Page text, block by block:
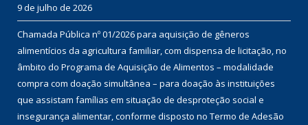
9 de julho de 2026
Chamada Pública nº 01/2026 para aquisição de gêneros
alimentícios da agricultura familiar, com dispensa de licitação, no
âmbito do Programa de Aquisição de Alimentos – modalidade
compra com doação simultânea – para doação às instituições
que assistam famílias em situação de desproteção social e
insegurança alimentar, conforme disposto no Termo de Adesão